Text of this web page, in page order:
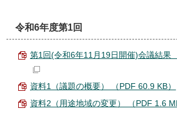
令和6年度第1回
第1回(令和6年11月19日開催)会議結果
資料1（議題の概要） （PDF 60.9 KB）
資料2（用途地域の変更） （PDF 1.6